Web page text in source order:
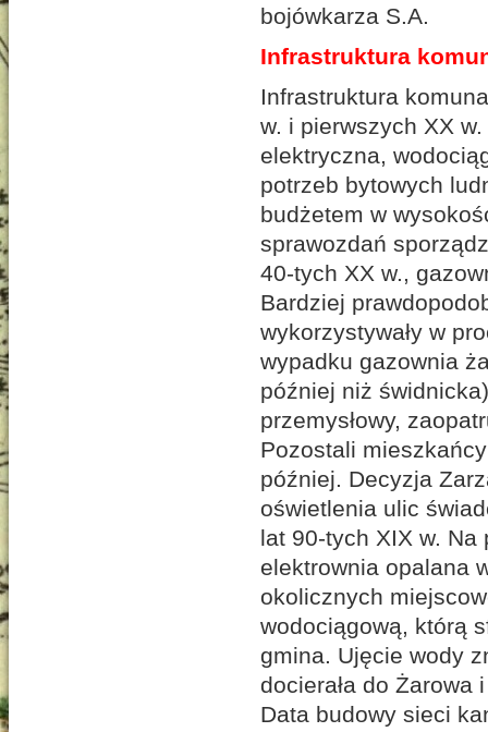
bojówkarza S.A.
Infrastruktura
Infrastruktura
w. i pierwszych XX
elektryczna,
potrzeb bytowych
budżetem w
sprawozdań
40-tych XX w.,
Bardziej
wykorzystywały w
wypadku gazownia
później niż
przemysłowy,
Pozostali
później. Decyzja
oświetlenia ulic
lat 90-tych XIX w. Na
elektrownia opalana
okolicznych
wodociągową, którą
gmina. Ujęcie wody
docierała do
Data budowy sieci